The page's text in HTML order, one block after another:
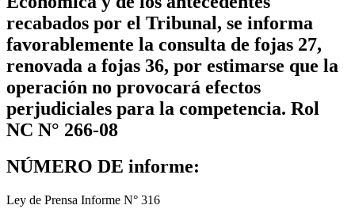
recabados por el Tribunal, se informa
favorablemente la consulta de fojas 27,
renovada a fojas 36, por estimarse que la
operación no provocará efectos
perjudiciales para la competencia. Rol
NC N° 266-08
NÚMERO DE informe:
Ley de Prensa Informe N° 316